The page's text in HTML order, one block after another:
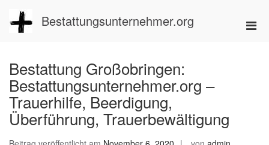
Inhalt
springen
Bestattungsunternehmer.org
Bestattung Großobringen:
Bestattungsunternehmer.org –
Trauerhilfe, Beerdigung,
Überführung, Trauerbewältigung